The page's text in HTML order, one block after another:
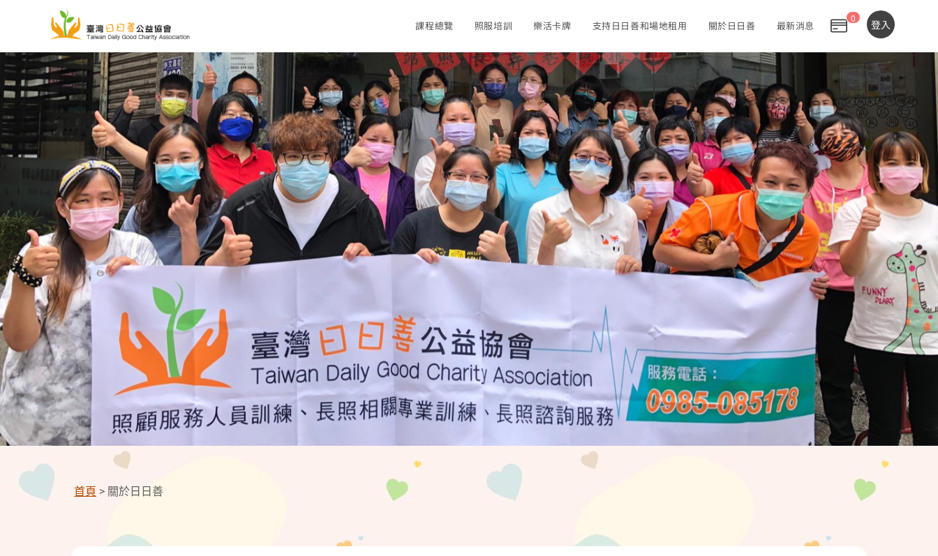
課程總覽 照服培訓 樂活卡牌 支持日日善和場地租用 關於日日善 最新消息
0
0 登入
首頁 > 關於日日善